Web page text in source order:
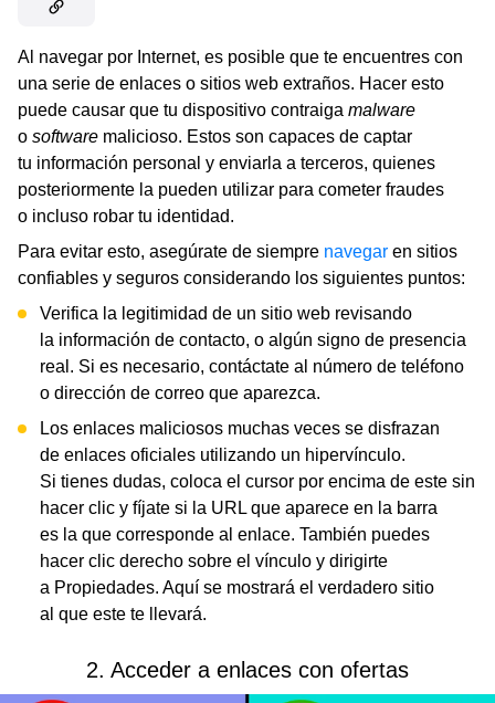
Al navegar por Internet, es posible que te encuentres con
una serie de enlaces o sitios web extraños. Hacer esto
puede causar que tu dispositivo contraiga malware
o software malicioso. Estos son capaces de captar
tu información personal y enviarla a terceros, quienes
posteriormente la pueden utilizar para cometer fraudes
o incluso robar tu identidad.
Para evitar esto, asegúrate de siempre navegar en sitios
confiables y seguros considerando los siguientes puntos:
Verifica la legitimidad de un sitio web revisando
la información de contacto, o algún signo de presencia
real. Si es necesario, contáctate al número de teléfono
o dirección de correo que aparezca.
Los enlaces maliciosos muchas veces se disfrazan
de enlaces oficiales utilizando un hipervínculo.
Si tienes dudas, coloca el cursor por encima de este sin
hacer clic y fíjate si la URL que aparece en la barra
es la que corresponde al enlace. También puedes
hacer clic derecho sobre el vínculo y dirigirte
a Propiedades. Aquí se mostrará el verdadero sitio
al que este te llevará.
2. Acceder a enlaces con ofertas